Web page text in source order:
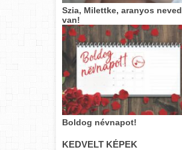
Szia, Milettke, aranyos neved
van!
Boldog névnapot!
KEDVELT KÉPEK